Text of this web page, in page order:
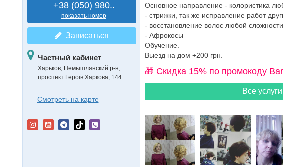
+38 (050) 980..
показать номер
Записаться
Частный кабинет
Харьков, Немышлянский р-н,
проспект Героїв Харкова, 144
Смотреть на карте
Основное направление - колористика
- стрижки, так же исправление работ
- восстановление волос любой сложности.
- Афрокосы
Обучение.
Выезд на дом +200 грн.
🎁 Cкидка 15% по промокоду
Все